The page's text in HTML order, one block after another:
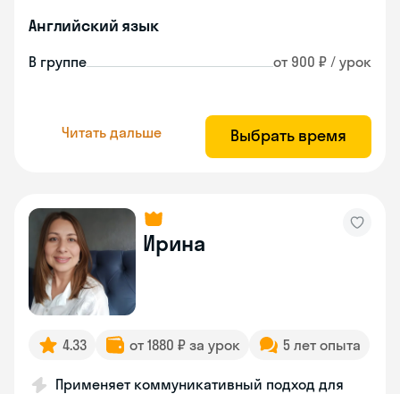
Английский язык
В группе от 900 ₽ / урок
Читать дальше Выбрать время
Ирина
4.33 от 1880 ₽ за урок 5 лет опыта
Применяет коммуникативный подход для